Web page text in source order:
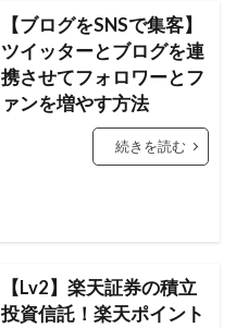
【ブログをSNSで集客】
ツイッターとブログを連
携させてフォロワーとフ
ァンを増やす方法
続きを読む
【Lv2】楽天証券の積立
投資信託！楽天ポイント